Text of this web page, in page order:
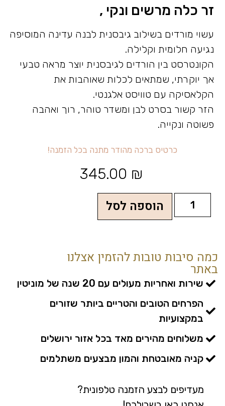
זר כלה מרשים ונקי ,
עשוי מורדים בשילוב גיבסנית לבנה עדינה המוסיפה
נגיעה חלומית וקלילה.
הקונטרסט בין הורדים לגיבסנית יוצר מראה טבעי
אך יוקרתי, שמתאים לכלות שאוהבות את
הקלאסיקה עם טוויסט אלגנטי.
הזר קשור בסרט לבן ומשדר טוהר, רוך ואהבה
פשוטה ונקייה.
כרטיס ברכה מהודר מתנה בכל הזמנה!
345.00 ₪
הוספה לסל
כמה סיבות טובות להזמין אצלנו
באתר
שירות ואחריות מעולים עם 20 שנה של מוניטין
הפרחים הטובים והטריים ביותר שזורים
במקצועיות
משלוחים מהירים מאד בכל אזור ירושלים
קניה מאובטחת והמון מבצעים משתלמים
מעדיפים לבצע הזמנה טלפונית?